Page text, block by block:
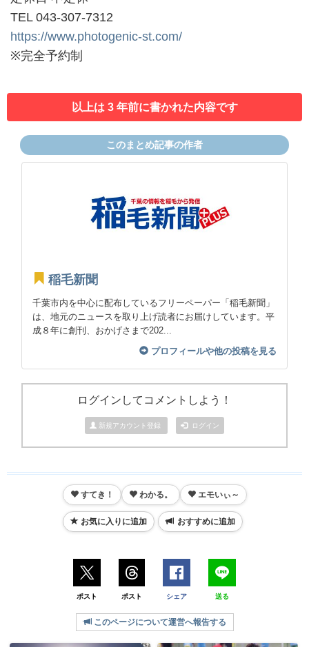
TEL 043-307-7312
https://www.photogenic-st.com/
※完全予約制
以上は 3 年前に書かれた内容です
このまとめ記事の作者
稲毛新聞
千葉市内を中心に配布しているフリーペーパー「稲毛新聞」
は、地元のニュースを取り上げ読者にお届けしています。平
成８年に創刊、おかげさまで202...
プロフィールや他の投稿を見る
ログインしてコメントしよう！
新規アカウント登録 ログイン
すてき！ わかる。 エモいぃ～
お気に入りに追加 おすすめに追加
ポスト ポスト シェア 送る
このページについて運営へ報告する